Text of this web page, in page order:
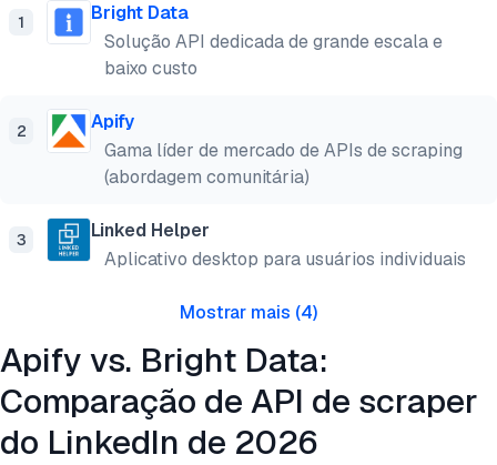
1
Bright Data
Solução API dedicada de grande escala e
baixo custo
2
Apify
Gama líder de mercado de APIs de scraping
(abordagem comunitária)
3
Linked Helper
Aplicativo desktop para usuários individuais
Mostrar mais (4)
Apify vs. Bright Data:
Comparação de API de scraper
do LinkedIn de 2026